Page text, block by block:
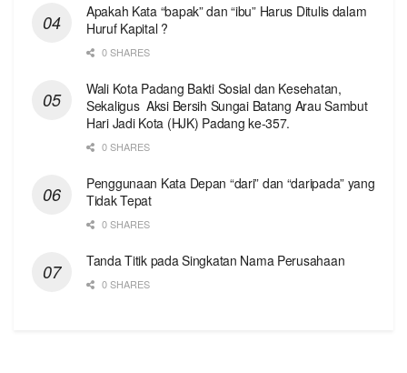
Apakah Kata “bapak” dan “ibu” Harus Ditulis dalam
Huruf Kapital ?
0 SHARES
Wali Kota Padang Bakti Sosial dan Kesehatan,
Sekaligus Aksi Bersih Sungai Batang Arau Sambut
Hari Jadi Kota (HJK) Padang ke-357.
0 SHARES
Penggunaan Kata Depan “dari” dan “daripada” yang
Tidak Tepat
0 SHARES
Tanda Titik pada Singkatan Nama Perusahaan
0 SHARES